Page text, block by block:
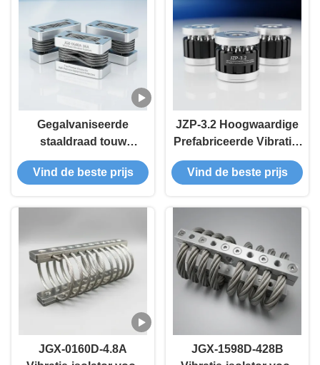
Gegalvaniseerde
staaldraad touw
trillingsisolator met
isolatiefrequentie van 5
meerrichtingstrillingsbescherming
Vind de beste prijs
JZP-3.2 Hoogwaardige
Prefabriceerde Vibratie-
isolator met 15Hz
Resonantiefrequentie
Instrumenten en
Diepzee-exploratie
Vind de beste prijs
JGX-0160D-4.8A
JGX-1598D-428B